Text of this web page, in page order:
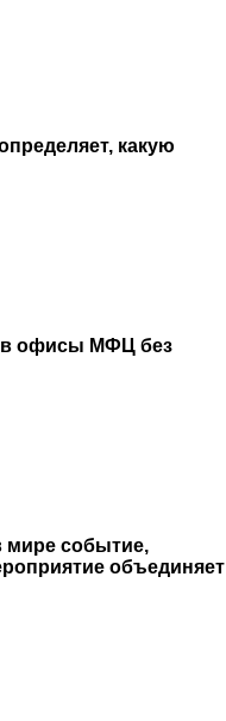
какую
в офисы МФЦ без
мире событие,
объединяет